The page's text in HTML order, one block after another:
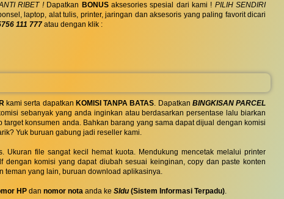
RIBET !Dapatkan BONUSaksesories spesial dari kami ! PILIH SENDIRI
laptop, alat tulis, printer, jaringan dan aksesoris yang paling favorit dicari
111 777 atau dengan klik :
kami serta dapatkan KOMISI TANPA BATAS. Dapatkan BINGKISAN PARCEL
sebanyak yang anda inginkan atau berdasarkan persentase lalu biarkan
target konsumen anda. Bahkan barang yang sama dapat dijual dengan komisi
Yuk buruan gabung jadi reseller kami.
file sangat kecil hemat kuota. Mendukung mencetak melalui printer
komisi yang dapat diubah sesuai keinginan, copy dan paste konten
teman yang lain, buruan download aplikasinya.
HP dan nomor nota anda ke SIdu (Sistem Informasi Terpadu).